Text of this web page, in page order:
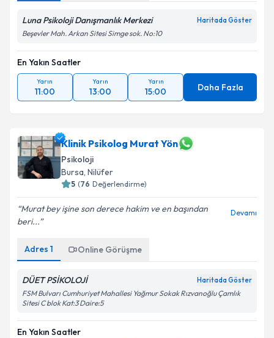
Luna Psikoloji Danışmanlık Merkezi Haritada Göster
Beşevler Mah. Arkan Sitesi Simge sok. No:10
En Yakın Saatler
Yarın
11:00
Yarın
13:00
Yarın
15:00 Daha Fazla
Klinik Psikolog Murat Yön
Psikoloji
Bursa, Nilüfer
5 (76 Değerlendirme)
Murat bey işine son derece hakim ve en başından
beri...
Devamı
Adres 1 Online Görüşme
DÜET PSİKOLOJİ Haritada Göster
FSM Bulvarı Cumhuriyet Mahallesi Yağmur Sokak Rızvanoğlu Çamlık
Sitesi C blok Kat:3 Daire:5
En Yakın Saatler